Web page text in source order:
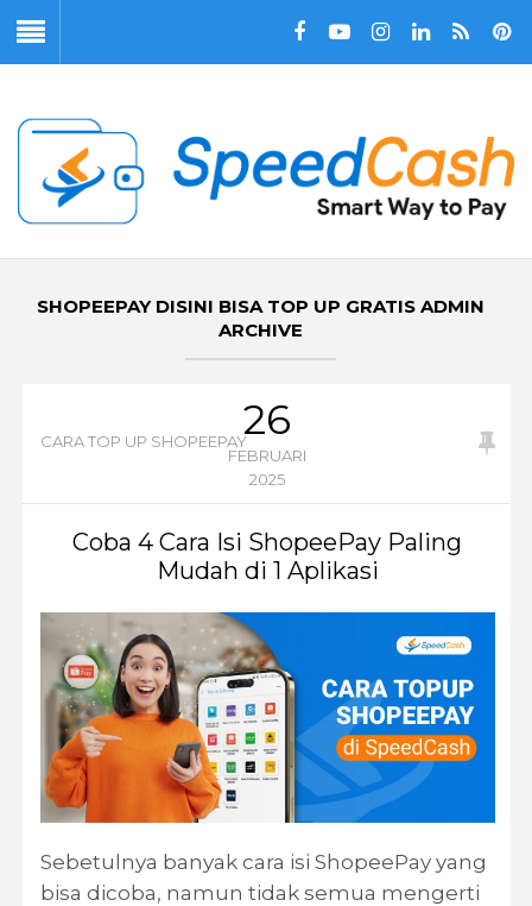
SHOPEEPAY DISINI BISA TOP UP GRATIS ADMIN
ARCHIVE
26
FEBRUARI
2025
CARA TOP UP SHOPEEPAY
Coba 4 Cara Isi ShopeePay Paling
Mudah di 1 Aplikasi
Sebetulnya banyak cara isi ShopeePay yang
bisa dicoba, namun tidak semua mengerti